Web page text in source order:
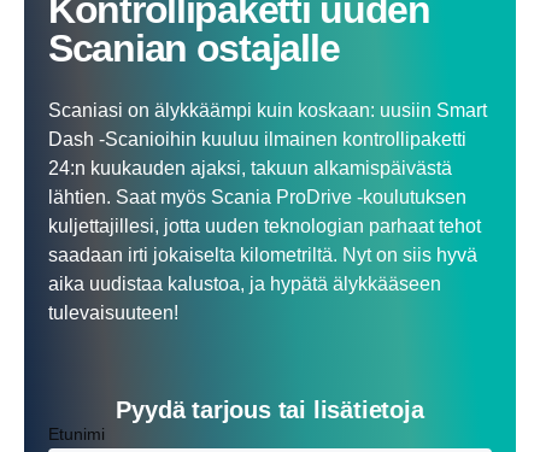
Kontrol­li­pa­ketti uuden
Scanian ostajalle
Scaniasi on älykkäämpi kuin koskaan: uusiin Smart
Dash -Scanioihin kuuluu ilmainen kontrollipaketti
24:n kuukauden ajaksi, takuun alkamispäivästä
lähtien. Saat myös Scania ProDrive -koulutuksen
kuljettajillesi, jotta uuden teknologian parhaat tehot
saadaan irti jokaiselta kilometriltä. Nyt on siis hyvä
aika uudistaa kalustoa, ja hypätä älykkääseen
tulevaisuuteen!
Pyydä tarjous tai lisätietoja
Etunimi